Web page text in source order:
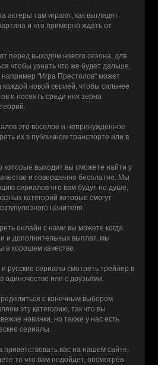
актеры там играют, как выглядят
и что примерно ждать от
перед выходом нового сезона, для
чтобы узнать что же будет дальше,
например "Игра Престолов" может
каждой новой серией, чтобы сильнее
и посеять среди них зерна
это веселое и непринужденное
их в публичном транспорте или в
выходит вы сможете найти у
и совершенно бесплатно. Мы
сериалов что вам будут по душе,
категорий которые смогут
ценителя.
онлайн с нами вы можете когда
и дополнительных выплат, мы
в хорошем качестве.
русские сериалы смотреть трейлер в
одиночестве или с друзьями.
с конечным выбором
эту категорию, так что вы
новинки, но также у нас есть
сериалы.
вас на нашем сайте,
то что вам подойдет, посмотрев